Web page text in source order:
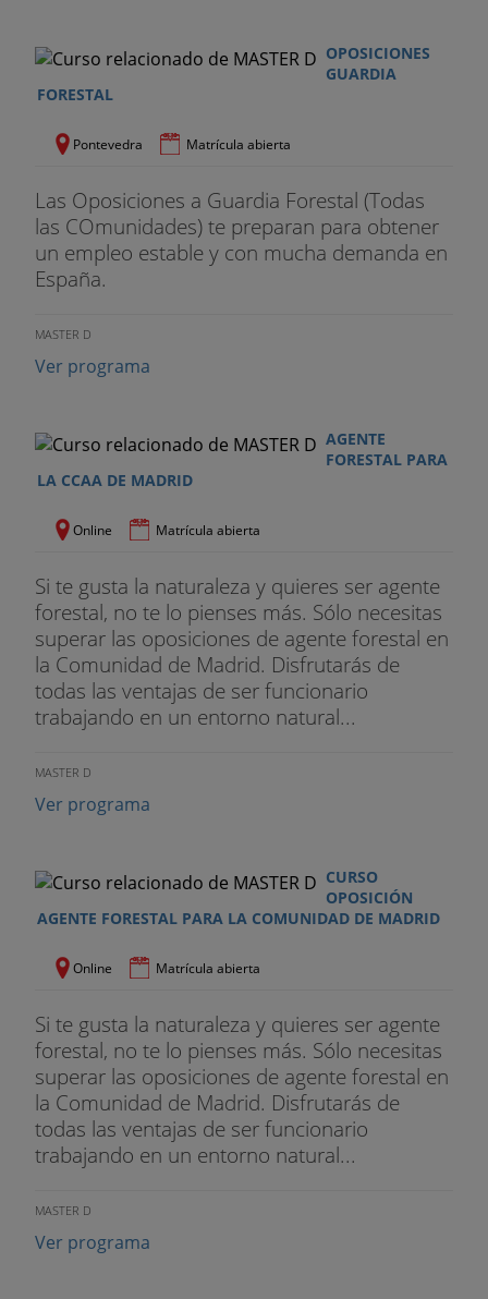
Tema 13. Interpretación de planos topográficos.
Escalas. Curvas de nivel. Equidistancias. Signos
convencionales. Cálculo sobre un plano de
distancias reales. Pendientes y altitudes.
Conocimiento y utilización de la brújula. Alidada de
Trazado de alineaciones perpendiculares.
Pendientes
Tema 14. Concepto de ecosistema. La biodiversidad.
protección
Tema 15. La caza. Principales especies cinegéticas.
cinegéticas
Tema 16. La pesca continental. Principales especies
Aguas continentales y litorales. Normativa
Tema 1 7. Espacios naturales protegidos. Red de
Parques Nacionales Parques naturales Planes de
Ordenación de Recursos Naturales. Planes Rectores
de Uso y Gestión. Reservas de la biosfera. Convenios
internacionales conservación naturaleza. Red
Natura. Lics. El uso público. Educación ambiental.
Vías pecuarias. Normativa
Tema 18. Incendios forestales. Combustibles. Tipo
de combustibles. Factores que influyen en la
Actuaciones sobre el combustible. Detección.
Extinción. Seguridad personal. Primeros auxilios.
sobre incendios forestales
Tema 1
9. Calidad ambiental. Calidad del aire.
Calidad de las aguas. Residuos sólidos. La
contaminación acústica. Lluvia ácida, efecto
invernadero. Cambio climático. Deterioro de la capa
de ozono. La prevención ambiental
Tema 20. Legislación estatal y autonómica de
participación Plan Forestal Nacional. Planes
Forestales Autonómicos.Normativa básica
OPOSICIONES
GUARDIA
FORESTAL
Pontevedra Matrícula abierta
Las Oposiciones a Guardia Forestal (Todas
las COmunidades) te preparan para obtener
un empleo estable y con mucha demanda en
España.
MASTER D
Ver programa
AGENTE
FORESTAL PARA
LA CCAA DE MADRID
Online Matrícula abierta
Si te gusta la naturaleza y quieres ser agente
forestal, no te lo pienses más. Sólo necesitas
superar las oposiciones de agente forestal en
la Comunidad de Madrid. Disfrutarás de
todas las ventajas de ser funcionario
trabajando en un entorno natural...
MASTER D
Ver programa
CURSO
OPOSICIÓN
AGENTE FORESTAL PARA LA COMUNIDAD DE MADRID
Online Matrícula abierta
Si te gusta la naturaleza y quieres ser agente
forestal, no te lo pienses más. Sólo necesitas
superar las oposiciones de agente forestal en
la Comunidad de Madrid. Disfrutarás de
todas las ventajas de ser funcionario
trabajando en un entorno natural...
MASTER D
Ver programa